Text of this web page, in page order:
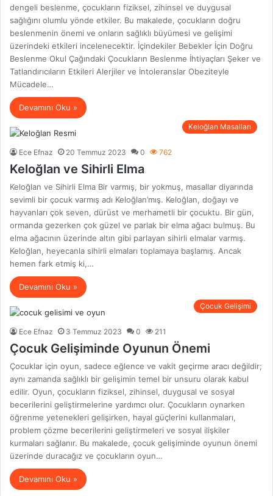
dengeli beslenme, çocukların fiziksel, zihinsel ve duygusal
sağlığını olumlu yönde etkiler. Bu makalede, çocukların doğru
beslenmenin önemi ve onların sağlıklı büyümesi ve gelişimi
üzerindeki etkileri incelenecektir. İçindekiler Bebekler İçin Doğru
Beslenme Okul Çağındaki Çocukların Beslenme İhtiyaçları Şeker ve
Tatlandırıcıların Etkileri Alerjiler ve İntoleranslar Obeziteyle
Mücadele…
Devamını Oku »
Keloğlan Masalları
Ece Efnaz 20 Temmuz 2023 0 762
Keloğlan ve Sihirli Elma
Keloğlan ve Sihirli Elma Bir varmış, bir yokmuş, masallar diyarında
sevimli bir çocuk varmış adı Keloğlan’mış. Keloğlan, doğayı ve
hayvanları çok seven, dürüst ve merhametli bir çocuktu. Bir gün,
ormanda gezerken çok güzel ve parlak bir elma ağacı bulmuş. Bu
elma ağacının üzerinde altın gibi parlayan sihirli elmalar varmış.
Keloğlan, heyecanla sihirli elmaları toplamaya başlamış. Ancak
hemen fark etmiş ki,…
Devamını Oku »
Çocuk Gelişimi
Ece Efnaz 3 Temmuz 2023 0 211
Çocuk Gelişiminde Oyunun Önemi
Çocuklar için oyun, sadece eğlence ve vakit geçirme aracı değildir;
aynı zamanda sağlıklı bir gelişimin temel bir unsuru olarak kabul
edilir. Oyun, çocukların fiziksel, zihinsel, duygusal ve sosyal
becerilerini geliştirmelerine yardımcı olur. Çocukların oynarken
öğrenme yetenekleri gelişirken, hayal güçlerini kullanmaları,
problem çözme becerilerini geliştirmeleri ve sosyal ilişkiler
kurmaları sağlanır. Bu makalede, çocuk gelişiminde oyunun önemi
üzerinde duracağız ve çocukların oyun…
Devamını Oku »